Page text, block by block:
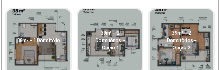
38m² - 1 Dormitório
39m² - 2
Dormitórios -
Opção 1
39m² - 2
Dormitórios -
Opção 2